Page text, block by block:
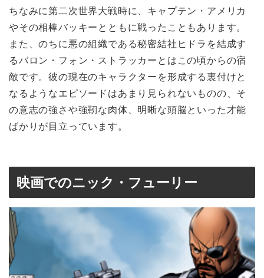
ちなみに第二次世界大戦時に、キャプテン・アメリカ
やその相棒バッキーとともに戦ったこともあります。
また、のちに悪の組織である秘密結社ヒドラを結成す
るバロン・フォン・ストラッカーとはこの頃からの宿
敵です。彼の現在のキャラクターを形成する裏付けと
なるようなエピソードはあまり見られないものの、そ
の意志の強さや強靭な肉体、明晰な頭脳といった才能
ばかりが目立っています。
映画でのニック・フューリー